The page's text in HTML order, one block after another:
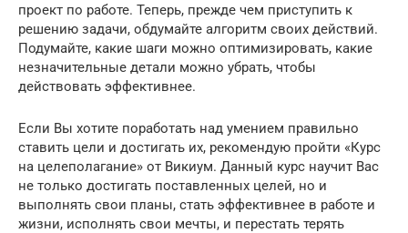
проект по работе. Теперь, прежде чем приступить к
решению задачи, обдумайте алгоритм своих действий.
Подумайте, какие шаги можно оптимизировать, какие
незначительные детали можно убрать, чтобы
действовать эффективнее.
Если Вы хотите поработать над умением правильно
ставить цели и достигать их, рекомендую пройти «Курс
на целеполагание» от Викиум. Данный курс научит Вас
не только достигать поставленных целей, но и
выполнять свои планы, стать эффективнее в работе и
жизни, исполнять свои мечты, и перестать терять